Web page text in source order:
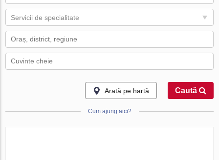
Servicii de specialitate
Arată pe hartă Caută
Cum ajung aici?